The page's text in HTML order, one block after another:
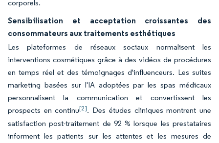
corporels.
Sensibilisation et acceptation croissantes des
consommateurs aux traitements esthétiques
Les plateformes de réseaux sociaux normalisent les
interventions cosmétiques grâce à des vidéos de procédures
en temps réel et des témoignages d'influenceurs. Les suites
marketing basées sur l'IA adoptées par les spas médicaux
personnalisent la communication et convertissent les
prospects en continu[2]. Des études cliniques montrent une
satisfaction post-traitement de 92 % lorsque les prestataires
informent les patients sur les attentes et les mesures de